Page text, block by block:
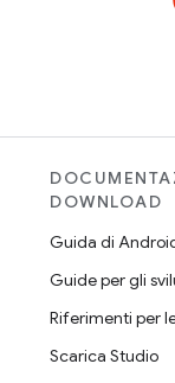
DOWNLOAD
Guida di
Guide per gli
Riferimenti per
Scarica Studio